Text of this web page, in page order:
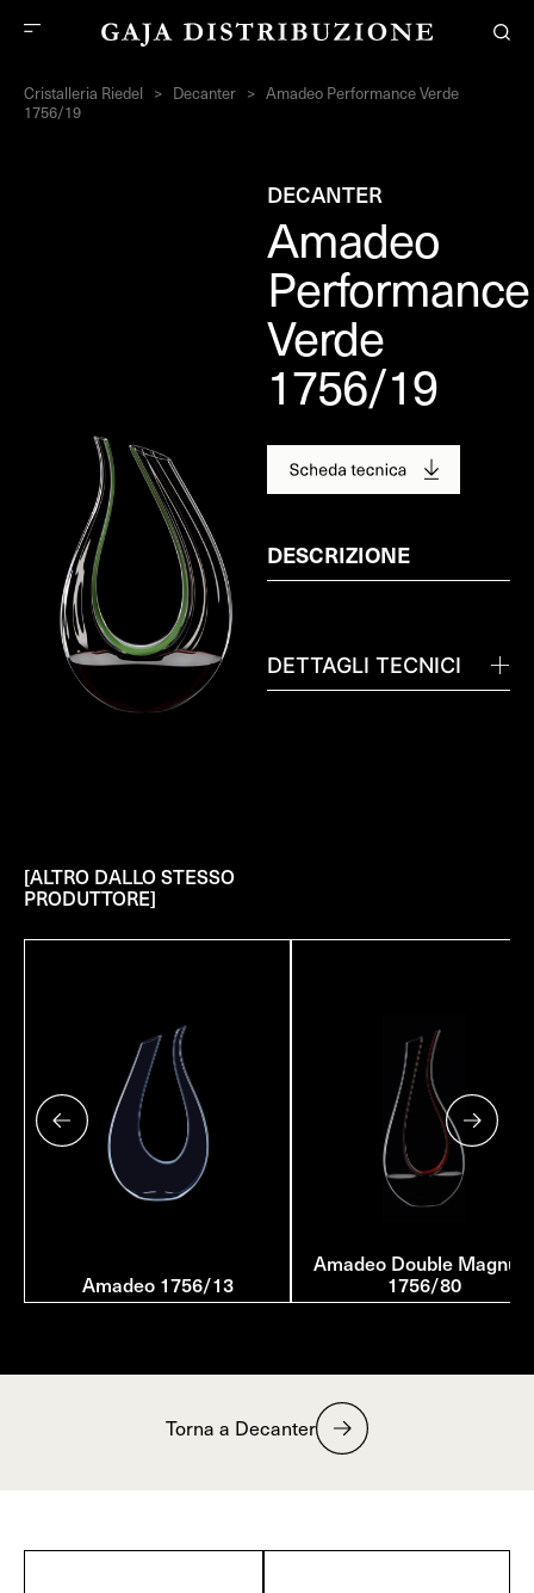
Cristalleria Riedel > Decanter > Amadeo Performance Verde
1756/19
DECANTER
Amadeo
Performance
Verde
1756/19
DESCRIZIONE
DETTAGLI TECNICI
[ALTRO DALLO STESSO
PRODUTTORE]
Amadeo 1756/13
Amadeo Double Magnum
1756/80
Torna a Decanter